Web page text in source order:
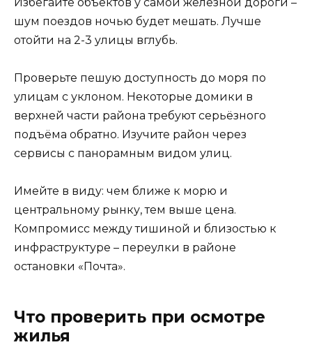
шум поездов ночью будет мешать. Лучше
отойти на 2-3 улицы вглубь.
Проверьте пешую доступность до моря по
улицам с уклоном. Некоторые домики в
верхней части района требуют серьёзного
подъёма обратно. Изучите район через
сервисы с панорамным видом улиц.
Имейте в виду: чем ближе к морю и
центральному рынку, тем выше цена.
Компромисс между тишиной и близостью к
инфраструктуре – переулки в районе
остановки «Почта».
Что проверить при осмотре
жилья